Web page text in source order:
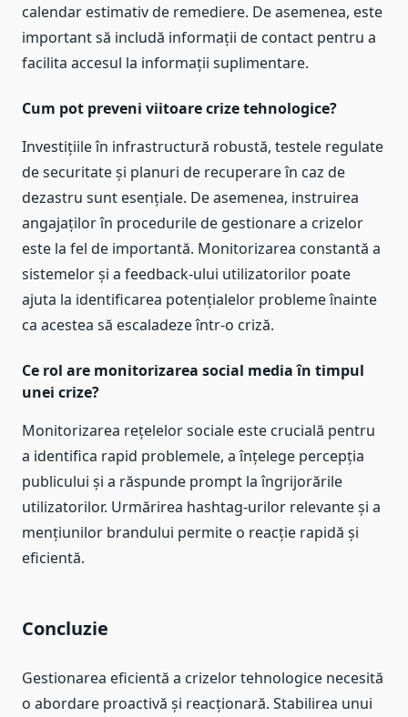
calendar estimativ de remediere. De asemenea, este
important să includă informații de contact pentru a
facilita accesul la informații suplimentare.
Cum pot preveni viitoare crize tehnologice?
Investițiile în infrastructură robustă, testele regulate
de securitate și planuri de recuperare în caz de
dezastru sunt esențiale. De asemenea, instruirea
angajaților în procedurile de gestionare a crizelor
este la fel de importantă. Monitorizarea constantă a
sistemelor și a feedback-ului utilizatorilor poate
ajuta la identificarea potențialelor probleme înainte
ca acestea să escaladeze într-o criză.
Ce rol are monitorizarea social media în timpul
unei crize?
Monitorizarea rețelelor sociale este crucială pentru
a identifica rapid problemele, a înțelege percepția
publicului și a răspunde prompt la îngrijorările
utilizatorilor. Urmărirea hashtag-urilor relevante și a
mențiunilor brandului permite o reacție rapidă și
eficientă.
Concluzie
Gestionarea eficientă a crizelor tehnologice necesită
o abordare proactivă și reacționară. Stabilirea unui